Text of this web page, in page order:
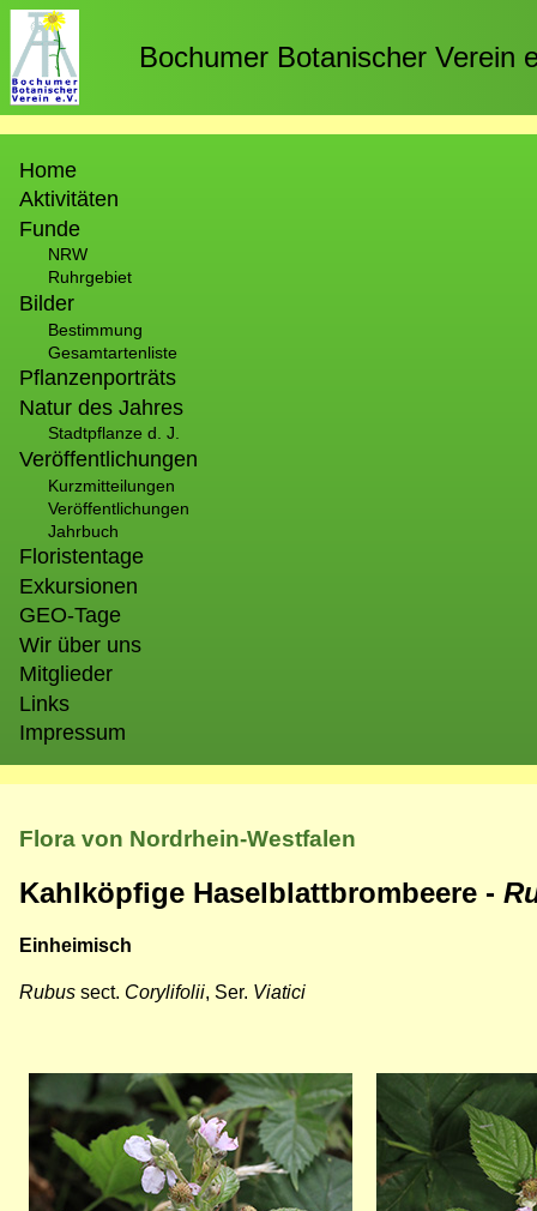
Direkt
zum
Inhalt
Bochumer Botanischer Verein
Home
Aktivitäten
Funde
NRW
Ruhrgebiet
Bilder
Bestimmung
Gesamtartenliste
Pflanzenporträts
Natur des Jahres
Stadtpflanze d. J.
Veröffentlichungen
Kurzmitteilungen
Veröffentlichungen
Jahrbuch
Floristentage
Exkursionen
GEO-Tage
Wir über uns
Mitglieder
Links
Impressum
Flora von Nordrhein-Westfalen
Kahlköpfige Haselblattbrombeere -
Einheimisch
Rubus sect. Corylifolii, Ser. Viatici
Bild